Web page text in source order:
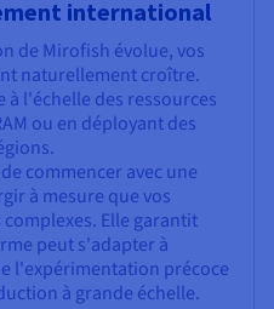
international
de Mirofish évolue, vos
naturellement croître.
à l'échelle des ressources
ou en déployant des
commencer avec une
à mesure que vos
Elle garantit
peut s'adapter à
l'expérimentation précoce
à grande échelle.